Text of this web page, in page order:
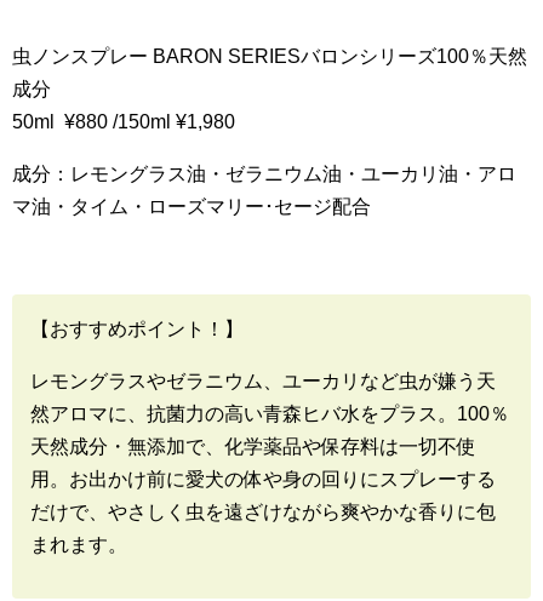
虫ノンスプレー BARON SERIESバロンシリーズ100％天然
成分
50ml ¥880 /150ml ¥1,980
成分：レモングラス油・ゼラニウム油・ユーカリ油・アロ
マ油・タイム・ローズマリー･セージ配合
【おすすめポイント！】
レモングラスやゼラニウム、ユーカリなど虫が嫌う天
然アロマに、抗菌力の高い青森ヒバ水をプラス。100％
天然成分・無添加で、化学薬品や保存料は一切不使
用。お出かけ前に愛犬の体や身の回りにスプレーする
だけで、やさしく虫を遠ざけながら爽やかな香りに包
まれます。